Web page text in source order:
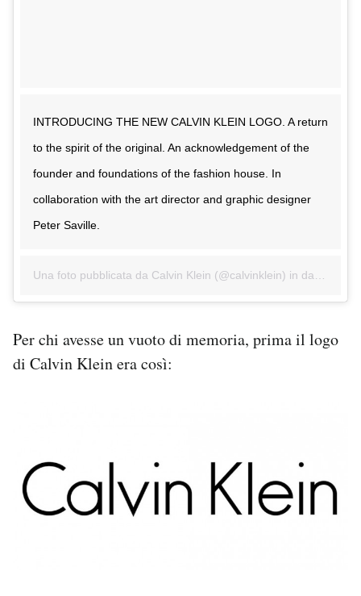
INTRODUCING THE NEW CALVIN KLEIN LOGO. A return
to the spirit of the original. An acknowledgement of the
founder and foundations of the fashion house. In
collaboration with the art director and graphic designer
Peter Saville.
Per chi avesse un vuoto di memoria, prima il logo
di Calvin Klein era così: